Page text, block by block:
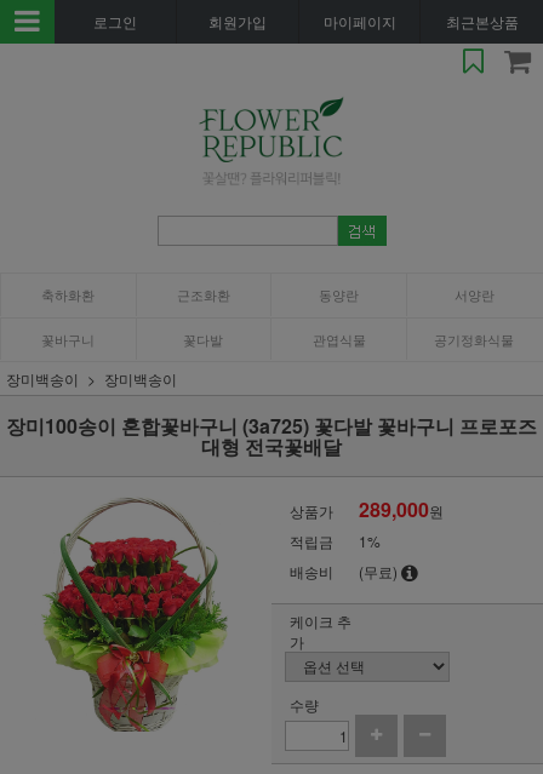
로그인 회원가입 마이페이지 최근본상품
축하화환 근조화환 동양란 서양란
꽃바구니 꽃다발 관엽식물 공기정화식물
장미백송이 장미백송이
장미100송이 혼합꽃바구니 (3a725) 꽃다발 꽃바구니 프로포즈
대형 전국꽃배달
상품가 289,000원
적립금
1%
배송비
(무료)
케이크 추
가
수량